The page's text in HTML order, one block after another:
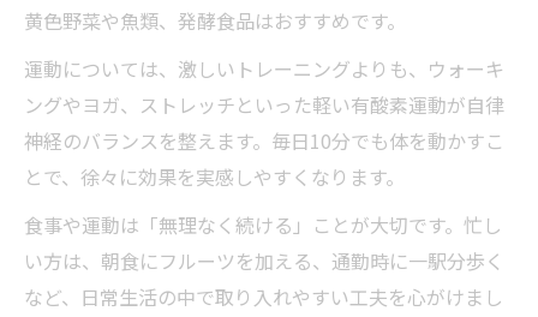
黄色野菜や魚類、発酵食品はおすすめです。
運動については、激しいトレーニングよりも、ウォーキ
ングやヨガ、ストレッチといった軽い有酸素運動が自律
神経のバランスを整えます。毎日10分でも体を動かすこ
とで、徐々に効果を実感しやすくなります。
食事や運動は「無理なく続ける」ことが大切です。忙し
い方は、朝食にフルーツを加える、通勤時に一駅分歩く
など、日常生活の中で取り入れやすい工夫を心がけまし